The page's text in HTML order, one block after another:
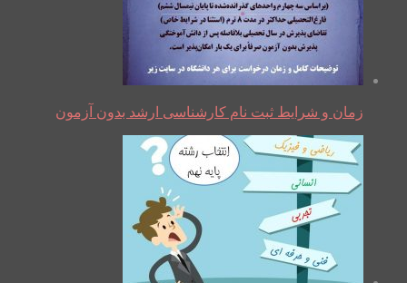
زمان و شرایط ثبت نام کارشناسی ارشد بدون آزمون